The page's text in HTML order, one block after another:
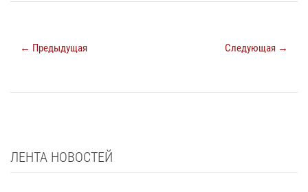
← Предыдущая Следующая →
ЛЕНТА НОВОСТЕЙ